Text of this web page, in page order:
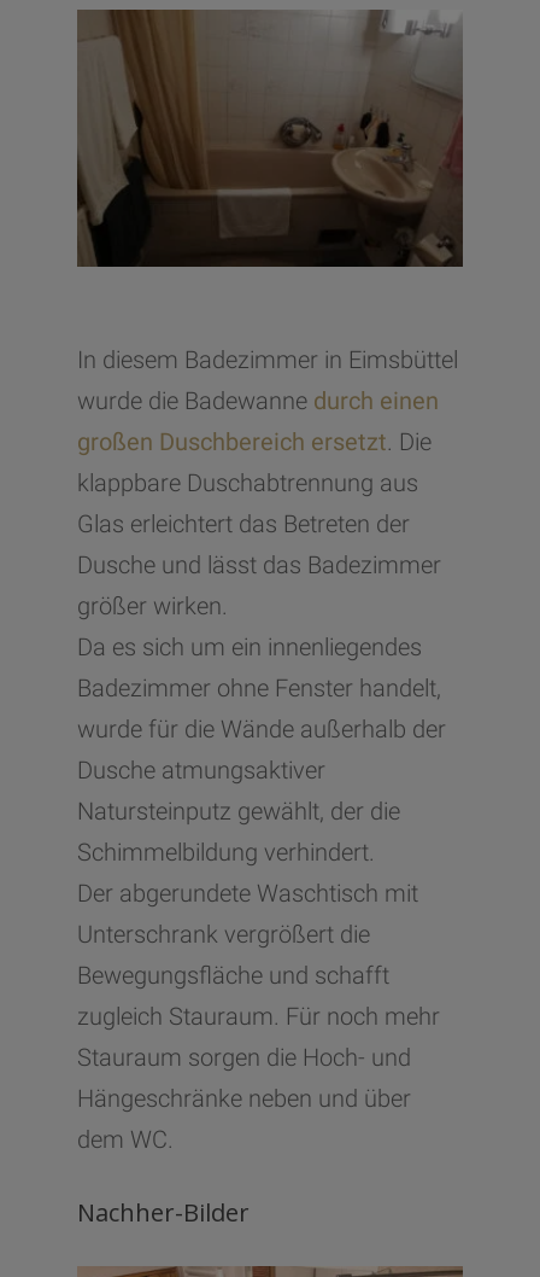
In diesem Badezimmer in Eimsbüttel
wurde die Badewanne durch einen
großen Duschbereich ersetzt. Die
klappbare Duschabtrennung aus
Glas erleichtert das Betreten der
Dusche und lässt das Badezimmer
größer wirken.
Da es sich um ein innenliegendes
Badezimmer ohne Fenster handelt,
wurde für die Wände außerhalb der
Dusche atmungsaktiver
Natursteinputz gewählt, der die
Schimmelbildung verhindert.
Der abgerundete Waschtisch mit
Unterschrank vergrößert die
Bewegungsfläche und schafft
zugleich Stauraum. Für noch mehr
Stauraum sorgen die Hoch- und
Hängeschränke neben und über
dem WC.
Nachher-Bilder